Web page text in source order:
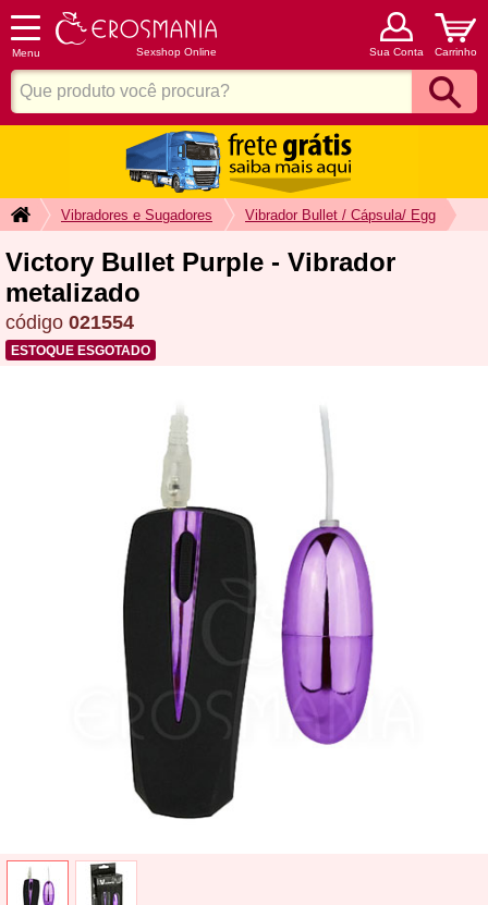
Menu Sexshop Online Sua Conta Carrinho
Vibradores e Sugadores Vibrador Bullet / Cápsula/ Egg
Victory Bullet Purple - Vibrador
metalizado
código 021554
ESTOQUE ESGOTADO